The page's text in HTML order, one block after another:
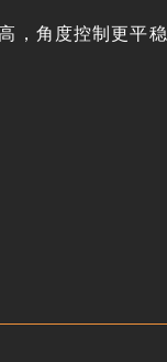
，角度控制更平